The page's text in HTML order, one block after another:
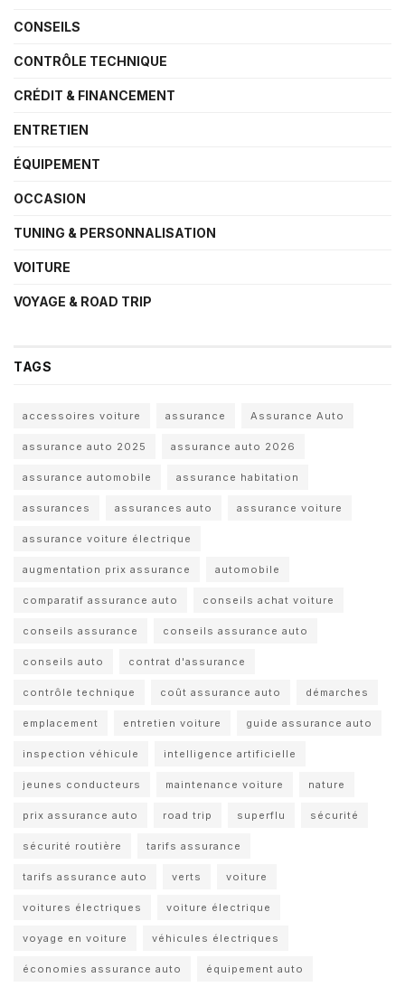
CONSEILS
CONTRÔLE TECHNIQUE
CRÉDIT & FINANCEMENT
ENTRETIEN
ÉQUIPEMENT
OCCASION
TUNING & PERSONNALISATION
VOITURE
VOYAGE & ROAD TRIP
TAGS
accessoires voiture assurance Assurance Auto
assurance auto 2025 assurance auto 2026
assurance automobile assurance habitation
assurances assurances auto assurance voiture
assurance voiture électrique
augmentation prix assurance automobile
comparatif assurance auto conseils achat voiture
conseils assurance conseils assurance auto
conseils auto contrat d'assurance
contrôle technique coût assurance auto démarches
emplacement entretien voiture guide assurance auto
inspection véhicule intelligence artificielle
jeunes conducteurs maintenance voiture nature
prix assurance auto road trip superflu sécurité
sécurité routière tarifs assurance
tarifs assurance auto verts voiture
voitures électriques voiture électrique
voyage en voiture véhicules électriques
économies assurance auto équipement auto